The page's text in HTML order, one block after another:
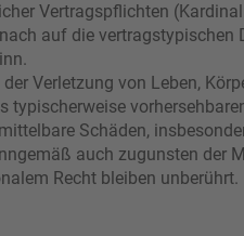
Vertragspflichten
auf die
Verletzung von Leben,
typischerweise
Schäden,
auch zugunsten der
Recht bleiben unberührt.